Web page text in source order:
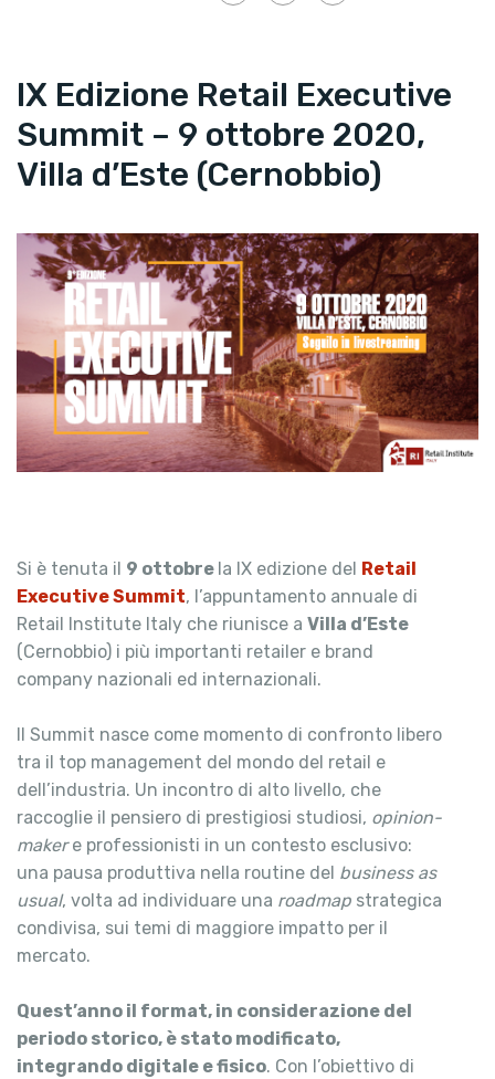
IX Edizione Retail Executive
Summit – 9 ottobre 2020,
Villa d’Este (Cernobbio)
Si è tenuta il 9 ottobre la IX edizione del Retail
Executive Summit, l’appuntamento annuale di
Retail Institute Italy che riunisce a Villa d’Este
(Cernobbio) i più importanti retailer e brand
company nazionali ed internazionali.
Il Summit nasce come momento di confronto libero
tra il top management del mondo del retail e
dell’industria. Un incontro di alto livello, che
raccoglie il pensiero di prestigiosi studiosi, opinion-
makere professionisti in un contesto esclusivo:
una pausa produttiva nella routine del business as
usual, volta ad individuare una roadmap strategica
condivisa, sui temi di maggiore impatto per il
mercato.
Quest’anno il format, in considerazione del
periodo storico, è stato modificato,
integrando digitale e fisico. Con l’obiettivo di